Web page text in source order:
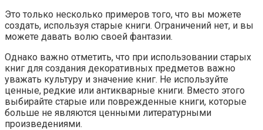
Это только несколько примеров того, что вы можете
создать, используя старые книги. Ограничений нет, и вы
можете давать волю своей фантазии.
Однако важно отметить, что при использовании старых
книг для создания декоративных предметов важно
уважать культуру и значение книг. Не используйте
ценные, редкие или антикварные книги. Вместо этого
выбирайте старые или поврежденные книги, которые
больше не являются ценными литературными
произведениями.